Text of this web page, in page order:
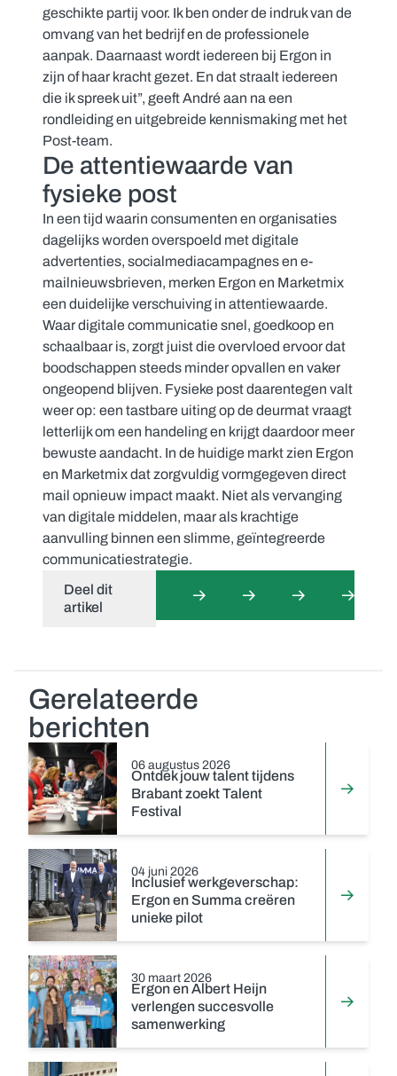
geschikte partij voor. Ik ben onder de indruk van de
omvang van het bedrijf en de professionele
aanpak. Daarnaast wordt iedereen bij Ergon in
zijn of haar kracht gezet. En dat straalt iedereen
die ik spreek uit”, geeft André aan na een
rondleiding en uitgebreide kennismaking met het
Post-team.
De attentiewaarde van
fysieke post
In een tijd waarin consumenten en organisaties
dagelijks worden overspoeld met digitale
advertenties, socialmediacampagnes en e-
mailnieuwsbrieven, merken Ergon en Marketmix
een duidelijke verschuiving in attentiewaarde.
Waar digitale communicatie snel, goedkoop en
schaalbaar is, zorgt juist die overvloed ervoor dat
boodschappen steeds minder opvallen en vaker
ongeopend blijven. Fysieke post daarentegen valt
weer op: een tastbare uiting op de deurmat vraagt
letterlijk om een handeling en krijgt daardoor meer
bewuste aandacht. In de huidige markt zien Ergon
en Marketmix dat zorgvuldig vormgegeven direct
mail opnieuw impact maakt. Niet als vervanging
van digitale middelen, maar als krachtige
aanvulling binnen een slimme, geïntegreerde
communicatiestrategie.
Deel dit
artikel
Gerelateerde
berichten
Ontdek jouw talent tijdens
Brabant zoekt Talent
Festival
06 augustus 2026
Inclusief werkgeverschap:
Ergon en Summa creëren
unieke pilot
04 juni 2026
Ergon en Albert Heijn
verlengen succesvolle
samenwerking
30 maart 2026